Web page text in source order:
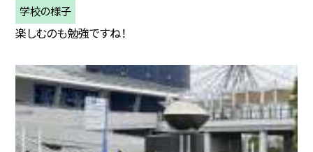
学校の様子
楽しむのも勉強ですね！